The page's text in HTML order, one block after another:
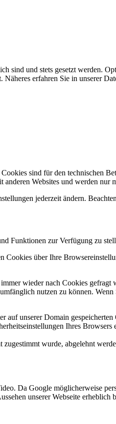
sind und stets gesetzt werden.
erfahren Sie in unserer
sind für den technischen
Websites und werden nur
jederzeit ändern.
Funktionen zur Verfügung zu
über Ihre
wieder nach Cookies
nutzen zu können.
auf unserer Domain
Ihres Browsers
wurde, abgelehnt
Da Google möglicherweise
unserer Webseite